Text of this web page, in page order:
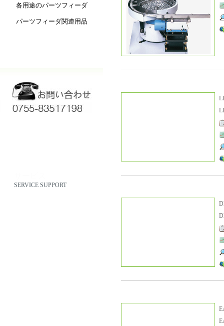
各用途のパーツフィーダ
パーツフィーダ関連用品
SERVICE SUPPORT